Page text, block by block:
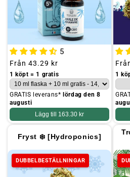
5
Ordinarie
pris
Från 43.29 kr
1 köpt = 1 gratis
GRATIS leverans* lördag den 8
augusti
Lägg till 163.30 kr
pris
1
Fryst ❄️ [Hydroponics]
DUBBELBESTÄLLNINGAR